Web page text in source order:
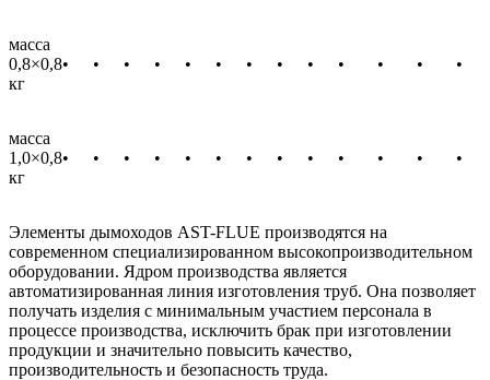
масса
0,8×0,8
кг
• • • • • • • • • • • • •
масса
1,0×0,8
кг
• • • • • • • • • • • • •
Элементы дымоходов AST-FLUE производятся на
современном специализированном высокопроизводительном
оборудовании. Ядром производства является
автоматизированная линия изготовления труб. Она позволяет
получать изделия с минимальным участием персонала в
процессе производства, исключить брак при изготовлении
продукции и значительно повысить качество,
производительность и безопасность труда.